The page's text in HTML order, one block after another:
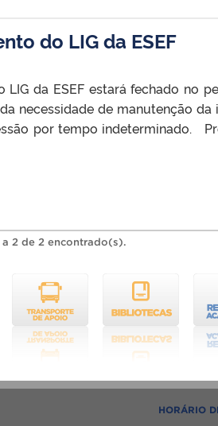
do LIG da ESEF
LIG da ESEF estará fechado no
necessidade de manutenção
por tempo indeterminado.
2 de 2 encontrado(s).
HORÁRIO